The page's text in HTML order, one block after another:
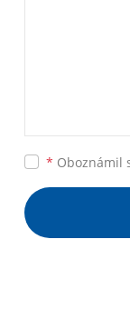
* Oboznámil